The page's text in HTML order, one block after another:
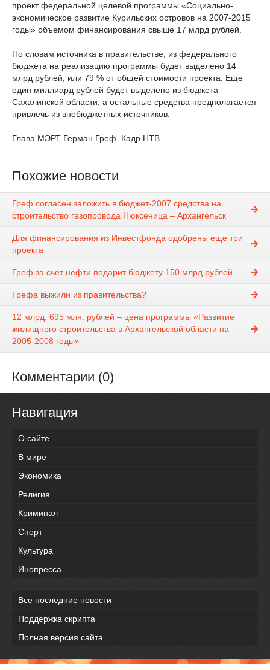
проект федеральной целевой программы «Социально-
экономическое развитие Курильских островов на 2007-2015
годы» объемом финансирования свыше 17 млрд рублей.
По словам источника в правительстве, из федерального
бюджета на реализацию программы будет выделено 14
млрд рублей, или 79 % от общей стоимости проекта. Еще
один миллиард рублей будет выделено из бюджета
Сахалинской области, а остальные средства предполагается
привлечь из внебюджетных источников.
Глава МЭРТ Герман Греф. Кадр НТВ
Похожие новости
Греф согласен заложить в бюджет-2007 средства на
строительство газопровода Нюксеница – Архангельск
Для финансирования из Инвестфонда одобрены еще три
проекта
Греф за счет нефти подарит бюджету 150 млрд рублей
Грефа выжили из правительства?
12 млрд. 695 млн. рублей – цена программы «Развитие
жилищного строительства в Архангельской области на
2005-2008 годы»
Комментарии (0)
Навигация
О сайте
В мире
Экономика
Религия
Криминал
Спорт
Культура
Инопресса
Все последние новости
Поддержка скрипта
Полная версия сайта